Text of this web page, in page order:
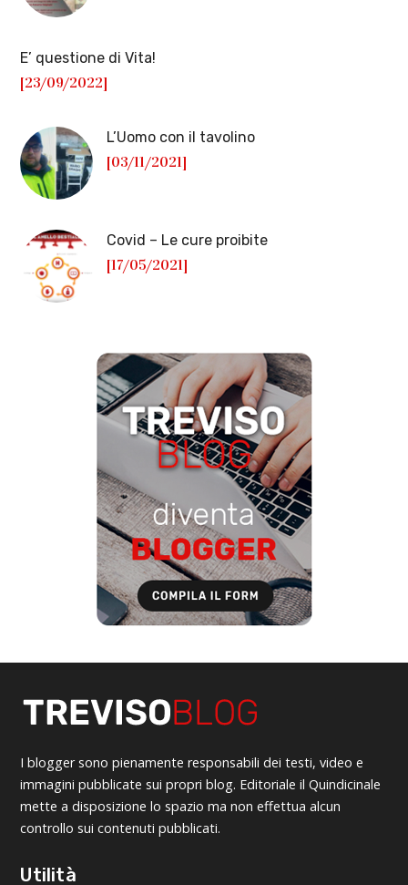
E’ questione di Vita!
[23/09/2022]
L’Uomo con il tavolino
[03/11/2021]
Covid – Le cure proibite
[17/05/2021]
I blogger sono pienamente responsabili dei testi, video e
immagini pubblicate sui propri blog. Editoriale il Quindicinale
mette a disposizione lo spazio ma non effettua alcun
controllo sui contenuti pubblicati.
Utilità